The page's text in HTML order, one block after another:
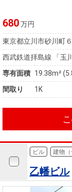
680万円
東京都立川市砂川町
西武鉄道拝島線 「玉
専有面積 19.38m²
間取り
1K
ビル 建物（
乙幡ビル